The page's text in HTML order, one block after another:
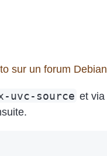
sur un forum Debian
uvc-source et via